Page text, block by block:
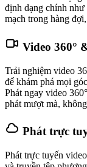
định dạng chính
mạch trong hàng
Video 360°
Trải nghiệm video
để khám phá mọi
Phát ngay video
phát mượt mà,
Phát trực
Phát trực tuyến